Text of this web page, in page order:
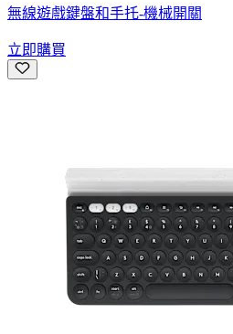
無線遊戲鍵盤和手托-機械開關
立即購買